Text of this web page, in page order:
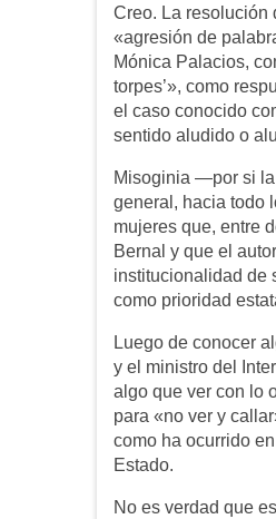
Creo. La resolución
«agresión de
Mónica Palacios,
torpes’», como
el caso conocido
sentido aludido o
Misoginia —por si
general, hacia todo
mujeres que, entre
Bernal y que el
institucionalidad de
como prioridad
Luego de conocer
y el ministro del
algo que ver con lo
para «no ver y
como ha ocurrido
Estado.
No es verdad que